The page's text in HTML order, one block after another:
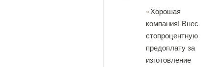
Хорошая
компания! Внес
стопроцентную
предоплату за
изготовление